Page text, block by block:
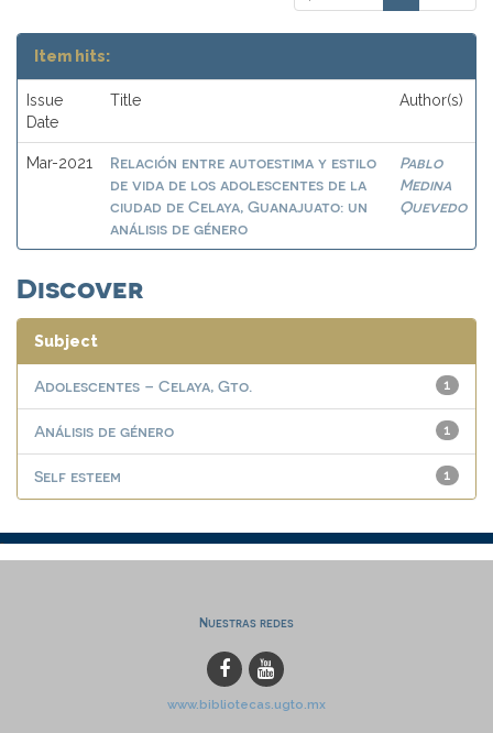
Item hits:
Issue
Date
Title Author(s)
Mar-2021
Relación entre autoestima y estilo
de vida de los adolescentes de la
ciudad de Celaya, Guanajuato: un
análisis de género
Pablo
Medina
Quevedo
Discover
Subject
1
Adolescentes – Celaya, Gto.
1
Análisis de género
1
Self esteem
Nuestras redes
www.bibliotecas.ugto.mx